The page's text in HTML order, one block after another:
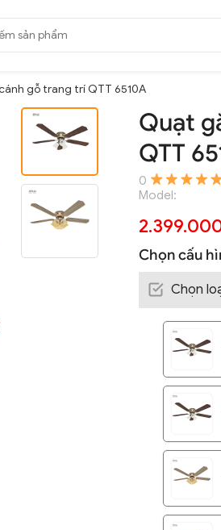
gỗ trang trí QTT 6510A
Quạt
QTT
0
Model:
Chọn cấu
Chọn